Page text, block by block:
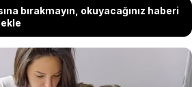
bırakmayın, okuyacağınız haberi